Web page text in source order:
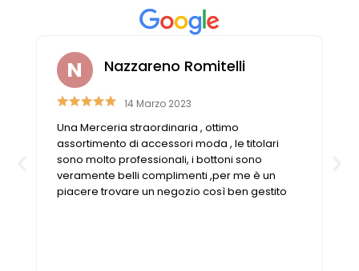
Nazzareno Romitelli
14 Marzo 2023
Merceria straordinaria , ottimo
di accessori moda , le titolari
molto professionali, i bottoni sono
belli complimenti ,per me è un
trovare un negozio così ben gestito